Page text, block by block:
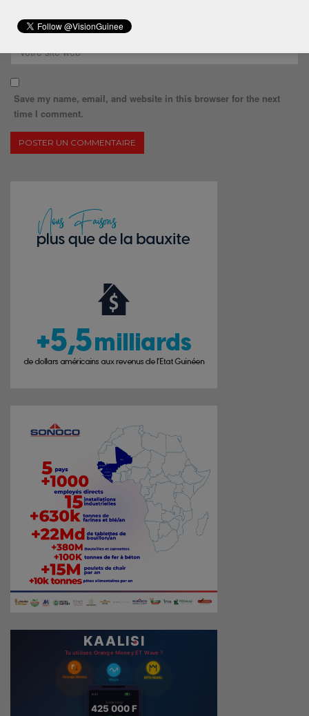
Save my name, email, and website in this browser for the next
time I comment.